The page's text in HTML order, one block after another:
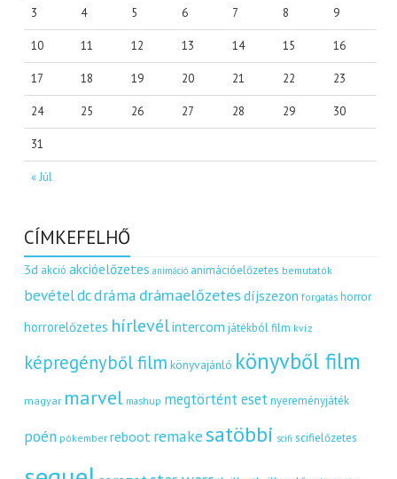
« Júl
3 4 5 6 7 8 9
10 11 12 13 14 15 16
17 18 19 20 21 22 23
24 25 26 27 28 29 30
31
CÍMKEFELHŐ
3d akció akcióelőzetes animáció animációelőzetes bemutatók
bevételdcdráma drámaelőzetes díjszezon forgatás horror
horrorelőzetes hírlevélintercom játékból film kvíz
képregényből film könyvajánló könyvből film
magyar marvel mashup megtörtént eset nyereményjáték
poén pókember reboot remakesatöbbi scifi scifielőzetes